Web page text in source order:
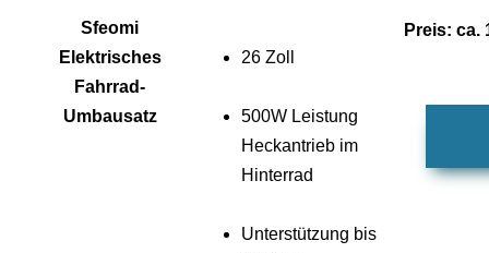
Sfeomi
Elektrisches
Fahrrad-
Umbausatz
26 Zoll
500W Leistung
Heckantrieb im
Hinterrad
Unterstützung bis
Preis: ca.